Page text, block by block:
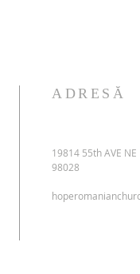
ADRESĂ
19814 55th AVE
98028